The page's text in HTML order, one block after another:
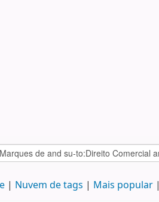
Nuvem de tags Mais popular